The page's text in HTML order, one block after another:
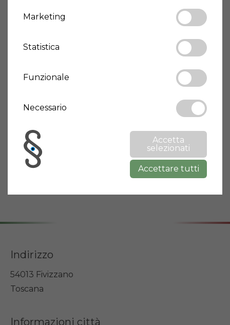
Terreno
150 m²
Bagni
Appartamento
Stato immobile
Nuovo
Classe energetica
Terrazzo
Indirizzo
54013 Fivizzano
Toscana
Informazioni città
Marketing
Statistica
Funzionale
Necessario
Accetta
selezionati
Accettare tutti